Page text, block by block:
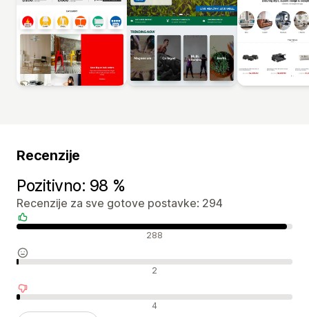
Recenzije
Pozitivno: 98 %
Recenzije za sve gotove postavke: 294
Pozitivne recenzije 288
Neutralne recenzije 2
Negativne recenzije 4